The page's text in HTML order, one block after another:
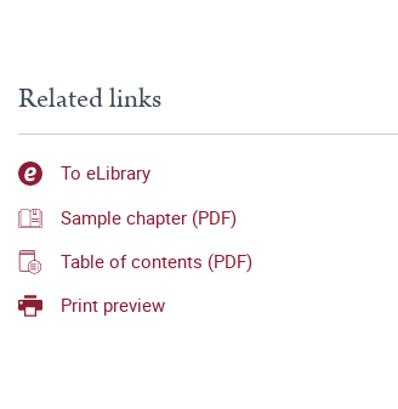
Related links
To eLibrary
Sample chapter (PDF)
Table of contents (PDF)
Print preview